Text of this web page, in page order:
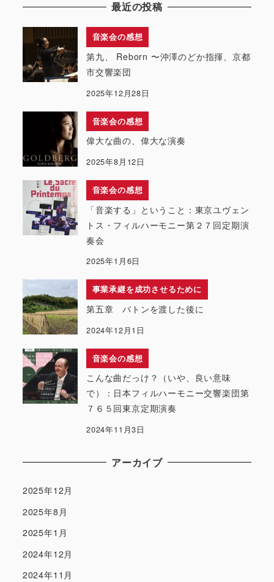
最近の投稿
音楽会の感想
第九、 Reborn 〜沖澤のどか指揮、京都
市交響楽団
2025年12月28日
音楽会の感想
偉大な曲の、偉大な演奏
2025年8月12日
音楽会の感想
「音楽する」ということ：東京ユヴェン
トス・フィルハーモニー第２７回定期演
奏会
2025年1月6日
事業承継を成功させるために
第五章 バトンを渡した後に
2024年12月1日
音楽会の感想
こんな曲だっけ？（いや、良い意味
で）：日本フィルハーモニー交響楽団第
７６５回東京定期演奏
2024年11月3日
アーカイブ
2025年12月
2025年8月
2025年1月
2024年12月
2024年11月